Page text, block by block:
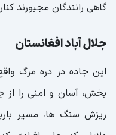
گاهی رانندگان مجبورند
جلال آباد افغانستان
این جاده در دره مرگ
بخش، آسان و امنی را از
ریزش سنگ ها، مسیر